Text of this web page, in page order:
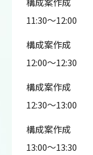
11:30～12:00
構成案作成
12:00～12:30
構成案作成
12:30～13:00
構成案作成
13:00～13:30